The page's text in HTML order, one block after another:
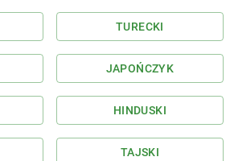
TURECKI
JAPOŃCZYK
HINDUSKI
TAJSKI